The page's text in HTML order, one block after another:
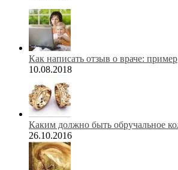
Как написать отзыв о враче: пример
10.08.2018
Каким должно быть обручальное
26.10.2016